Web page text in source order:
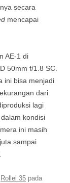
secara
mencapai
AE-1 di
50mm f/1.8 SC.
ini bisa menjadi
dari
lagi
kondisi
ini masih
sampai
Rollei 35 pada